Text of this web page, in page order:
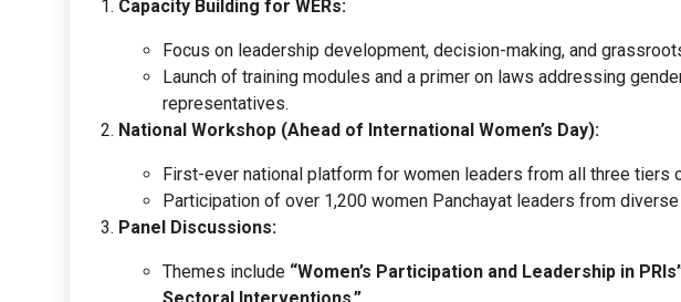
Capacity Building for WERs:
Focus on leadership development, decision-making, and
Launch of training modules and a primer on laws addressing
representatives.
National Workshop (Ahead of International Women’s Day):
First-ever national platform for women leaders from all three tiers
Participation of over 1,200 women Panchayat leaders from
Panel Discussions:
Themes include “Women’s Participation and Leadership in